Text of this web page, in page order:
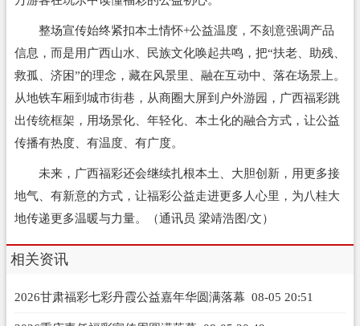
整场宣传始终紧扣本土情怀+公益温度，不刻意强调产品
信息，而是用广西山水、民族文化唤起共鸣，把“扶老、助残、
救孤、济困”的理念，藏在风景里、融在互动中、落在场景上。
从地铁车厢到城市街巷，从商圈大屏到户外游园，广西福彩跳
出传统框架，用场景化、年轻化、本土化的融合方式，让公益
传播有热度、有温度、有广度。
未来，广西福彩还会继续扎根本土、大胆创新，用更多接
地气、有新意的方式，让福彩公益走进更多人心里，为八桂大
地传递更多温暖与力量。（通讯员 梁靖浩图/文）
相关资讯
2026甘肃福彩七彩丹霞公益嘉年华圆满落幕 08-05 20:51